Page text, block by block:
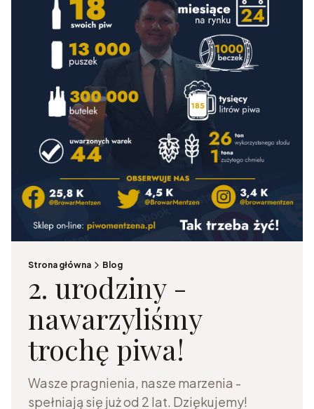
Strona główna Blog
2. urodziny -
nawarzyliśmy
trochę piwa!
Wasze pragnienia, nasze marzenia -
spełniają się już od 2 lat. Dziękujemy!